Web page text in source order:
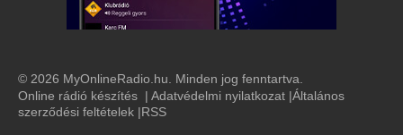
© 2026 MyOnlineRadio.hu. Minden jog fenntartva.
Online rádió készítés | Adatvédelmi nyilatkozat |Általános
szerződési feltételek |RSS